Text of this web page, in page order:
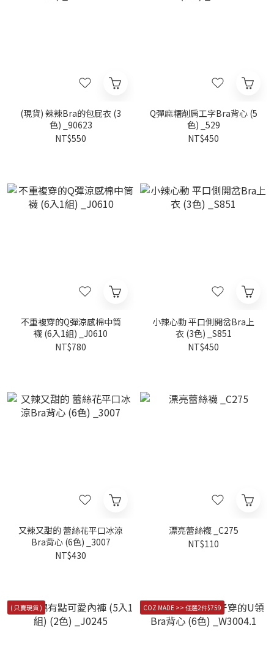
(現貨) 辣辣Bra的包屁衣 (3
色) _90623
NT$550
Q彈麻糬削肩工字Bra背心 (5
色) _529
NT$450
不重複穿的Q彈涼感棉中筒
襪 (6入1組) _J0610
NT$780
小辣心動 平口側開岔Bra上
衣 (3色) _S851
NT$450
又辣又甜的 蕾絲花平口冰涼
Bra背心 (6色) _3007
NT$430
漂亮蕾絲襪 _C275
NT$110
( 只賣現貨 ) COZ MADE >> 任選2件$759